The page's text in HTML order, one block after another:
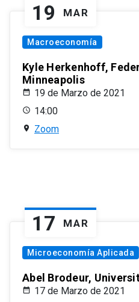
19 MAR
Macroeconomía
Kyle Herkenhoff,
Minneapolis
19 de Marzo de 2021
14:00
Zoom
17 MAR
Microeconomía Aplicada
Abel Brodeur,
17 de Marzo de 2021